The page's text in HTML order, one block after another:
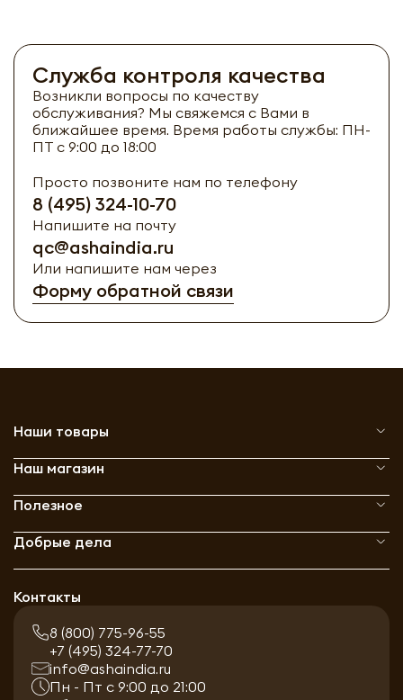
Служба контроля качества
Возникли вопросы по качеству
обслуживания? Мы свяжемся с Вами в
ближайшее время. Время работы службы: ПН-
ПТ с 9:00 до 18:00
Просто позвоните нам по телефону
8 (495) 324-10-70
Напишите на почту
qc@ashaindia.ru
Или напишите нам через
Форму обратной связи
Наши товары
Наш магазин
Полезное
Добрые дела
Контакты
8 (800) 775-96-55
+7 (495) 324-77-70
info@ashaindia.ru
Пн - Пт с 9:00 до 21:00